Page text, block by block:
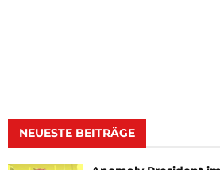
NEUESTE BEITRÄGE